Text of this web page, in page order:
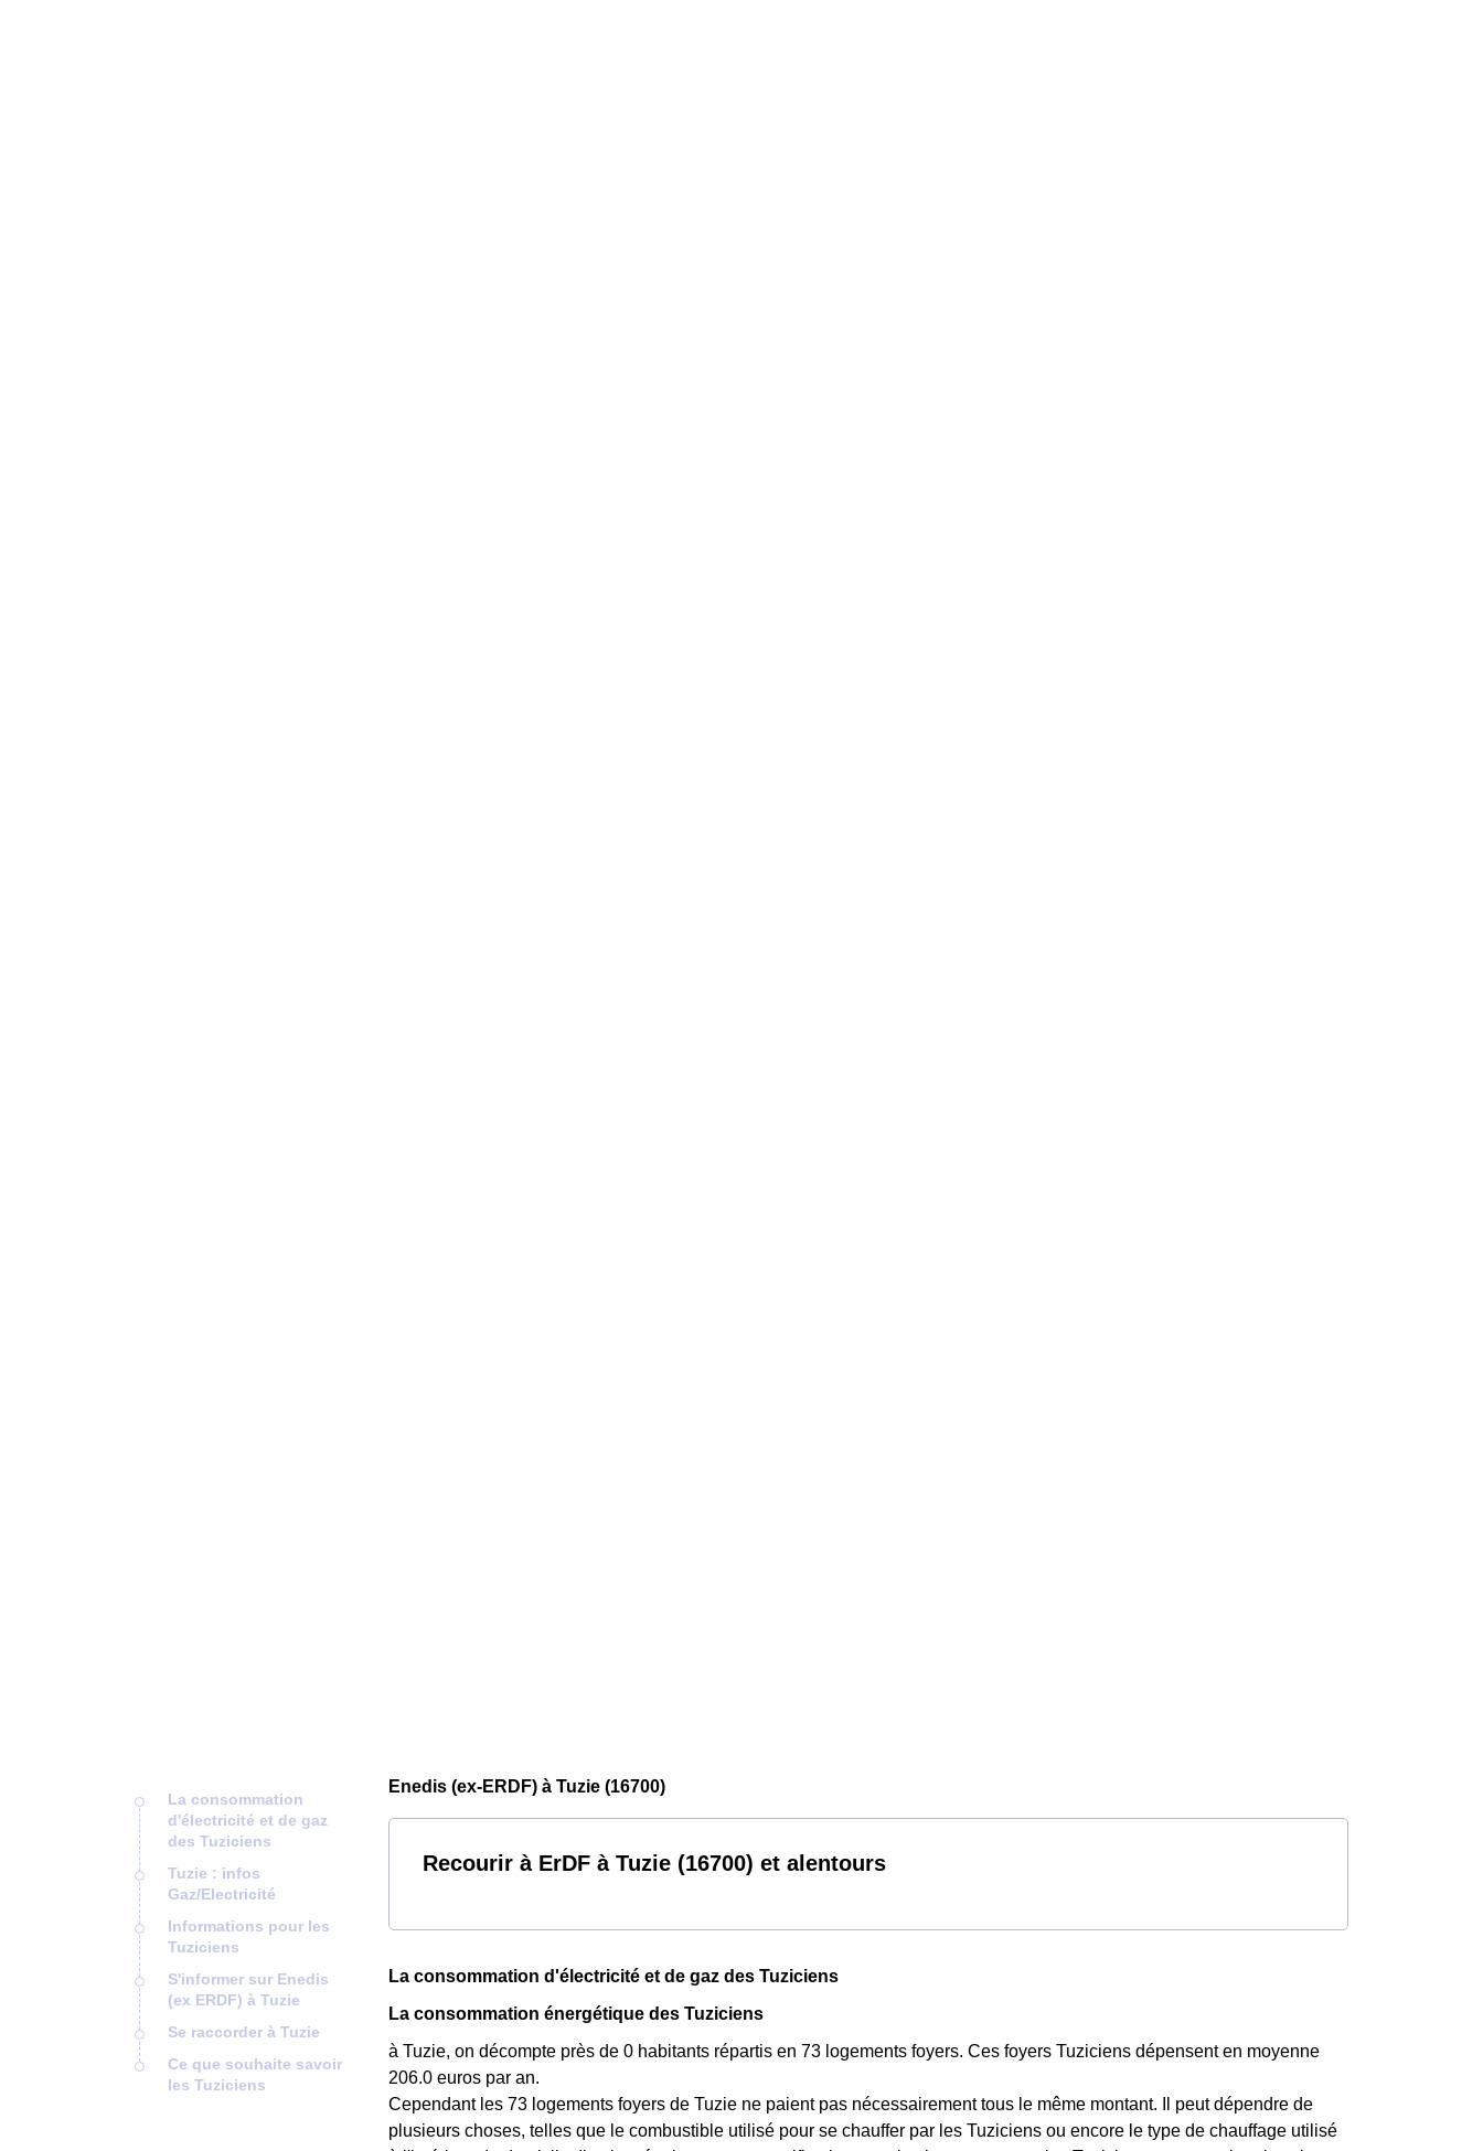
La consommation
d'électricité et de gaz
des Tuziciens
Tuzie : infos
Gaz/Electricité
Informations pour les
Tuziciens
S'informer sur Enedis
(ex ERDF) à Tuzie
Se raccorder à Tuzie
Ce que souhaite savoir
les Tuziciens
Enedis (ex-ERDF) à Tuzie (16700)
Recourir à ErDF à Tuzie (16700) et alentours
La consommation d'électricité et de gaz des Tuziciens
La consommation énergétique des Tuziciens
à Tuzie, on décompte près de 0 habitants répartis en 73 logements foyers. Ces foyers Tuziciens dépensent en moyenne
206.0 euros par an.
Cependant les 73 logements foyers de Tuzie ne paient pas nécessairement tous le même montant. Il peut dépendre de
plusieurs choses, telles que le combustible utilisé pour se chauffer par les Tuziciens ou encore le type de chauffage utilisé